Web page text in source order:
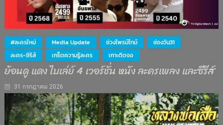
#ละครใหม่ Media Update ช่วงไพรม์ไทม์
ช่องวัน31
ละคร-ซีรีส์
เกร็ดความรู้ละคร เกาะติดจอ
ย้อนดู แดง ไบเล่ย์ 4 เวอร์ชั่น หนัง ละครเพลง และซีรีส์
31 กรกฎาคม 2026